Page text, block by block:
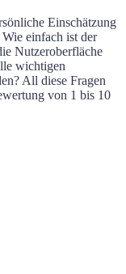
Einschätzung
einfach ist der
Nutzeroberfläche
wichtigen
All diese Fragen
von 1 bis 10